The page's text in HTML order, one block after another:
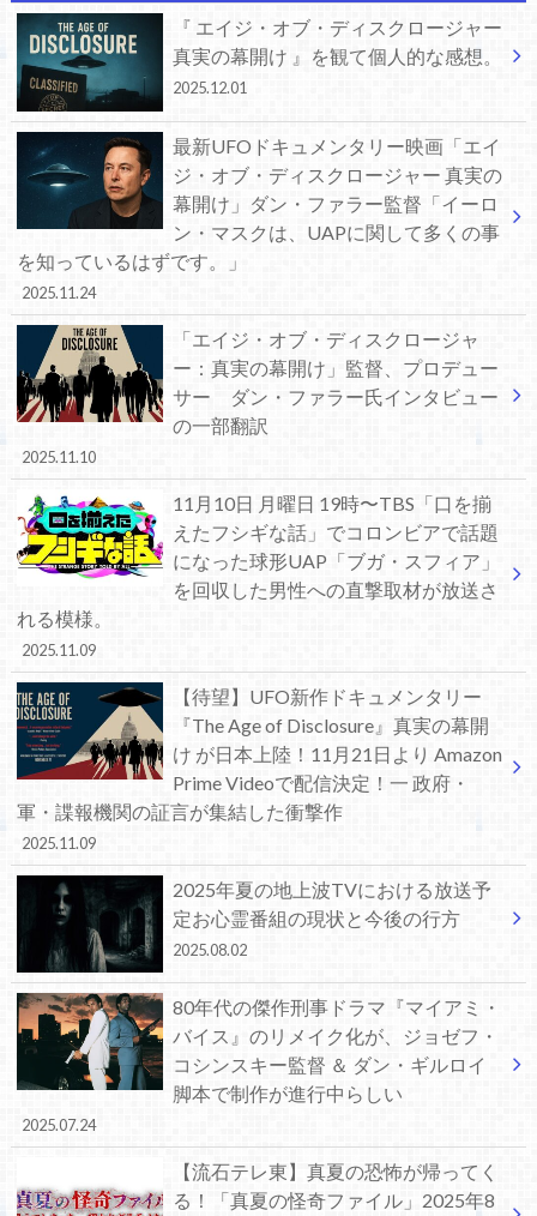
『 エイジ・オブ・ディスクロージャー
真実の幕開け 』を観て個人的な感想。
2025.12.01
最新UFOドキュメンタリー映画「エイ
ジ・オブ・ディスクロージャー 真実の
幕開け」ダン・ファラー監督「イーロ
ン・マスクは、UAPに関して多くの事
を知っているはずです。」
2025.11.24
「エイジ・オブ・ディスクロージャ
ー：真実の幕開け」監督、プロデュー
サー ダン・ファラー氏インタビュー
の一部翻訳
2025.11.10
11月10日 月曜日 19時〜TBS「口を揃
えたフシギな話」でコロンビアで話題
になった球形UAP「ブガ・スフィア」
を回収した男性への直撃取材が放送さ
れる模様。
2025.11.09
【待望】UFO新作ドキュメンタリー
『The Age of Disclosure』真実の幕開
け が日本上陸！11月21日より Amazon
Prime Videoで配信決定！一 政府・
軍・諜報機関の証言が集結した衝撃作
2025.11.09
2025年夏の地上波TVにおける放送予
定お心霊番組の現状と今後の行方
2025.08.02
80年代の傑作刑事ドラマ『マイアミ・
バイス』のリメイク化が、ジョゼフ・
コシンスキー監督 ＆ ダン・ギルロイ
脚本で制作が進行中らしい
2025.07.24
【流石テレ東】真夏の恐怖が帰ってく
る！「真夏の怪奇ファイル」2025年8